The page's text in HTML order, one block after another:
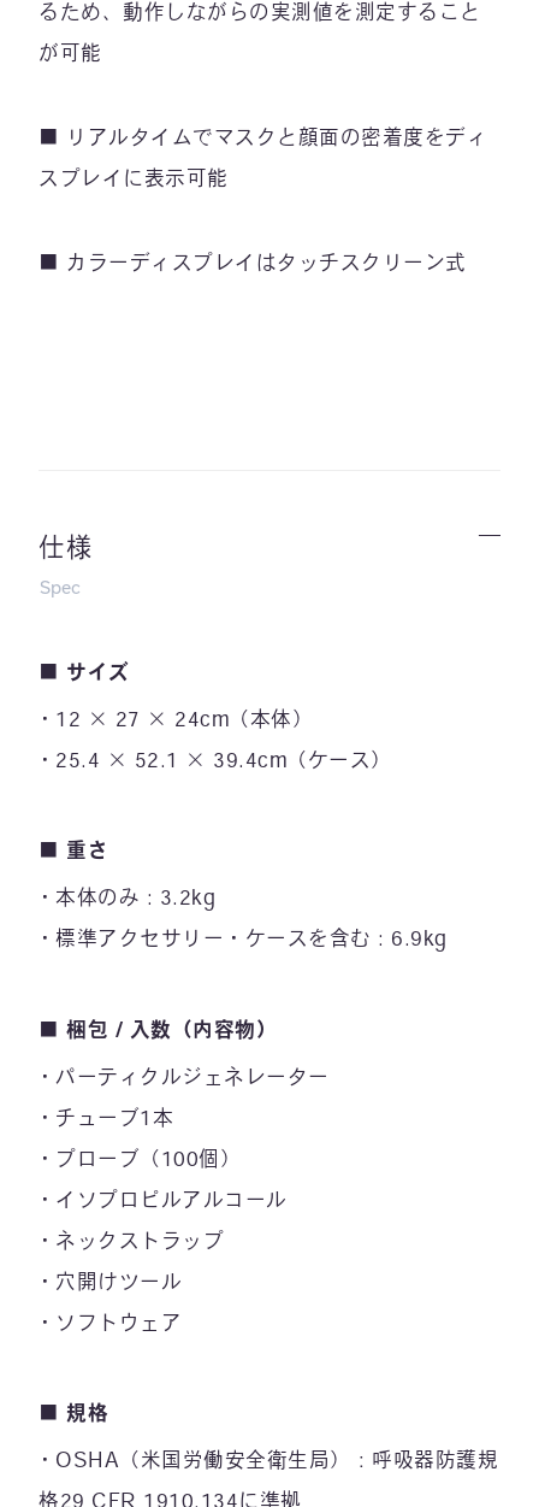
るため、動作しながらの実測値を測定すること
が可能
■ リアルタイムでマスクと顔面の密着度をディ
スプレイに表示可能
■ カラーディスプレイはタッチスクリーン式
仕様
Spec
サイズ
12 × 27 × 24cm（本体）
25.4 × 52.1 × 39.4cm（ケース）
■ 重さ
本体のみ : 3.2kg
標準アクセサリー・ケースを含む : 6.9kg
■ 梱包 / 入数（内容物）
パーティクルジェネレーター
チューブ1本
プローブ（100個）
イソプロピルアルコール
ネックストラップ
穴開けツール
ソフトウェア
■ 規格
OSHA（米国労働安全衛生局）：呼吸器防護規
格29 CFR 1910.134に準拠